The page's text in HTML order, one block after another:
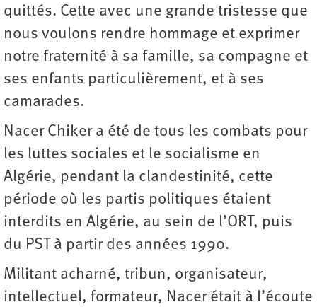
quittés. Cette avec une grande tristesse que
nous voulons rendre hommage et exprimer
notre fraternité à sa famille, sa compagne et
ses enfants particulièrement, et à ses
camarades.
Nacer Chiker a été de tous les combats pour
les luttes sociales et le socialisme en
Algérie, pendant la clandestinité, cette
période où les partis politiques étaient
interdits en Algérie, au sein de l’ORT, puis
du PST à partir des années 1990.
Militant acharné, tribun, organisateur,
intellectuel, formateur, Nacer était à l’écoute